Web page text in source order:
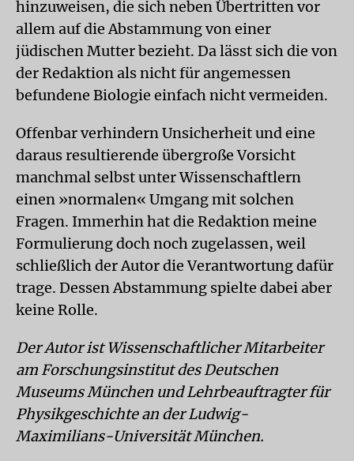
hinzuweisen, die sich neben Übertritten vor
allem auf die Abstammung von einer
jüdischen Mutter bezieht. Da lässt sich die von
der Redaktion als nicht für angemessen
befundene Biologie einfach nicht vermeiden.
Offenbar verhindern Unsicherheit und eine
daraus resultierende übergroße Vorsicht
manchmal selbst unter Wissenschaftlern
einen »normalen« Umgang mit solchen
Fragen. Immerhin hat die Redaktion meine
Formulierung doch noch zugelassen, weil
schließlich der Autor die Verantwortung dafür
trage. Dessen Abstammung spielte dabei aber
keine Rolle.
Der Autor ist Wissenschaftlicher Mitarbeiter
am Forschungsinstitut des Deutschen
Museums München und Lehrbeauftragter für
Physikgeschichte an der Ludwig-
Maximilians-Universität München.